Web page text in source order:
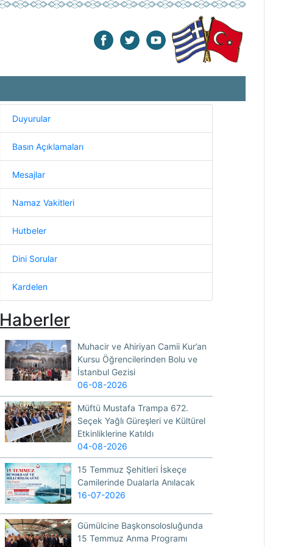
Duyurular
Basın Açıklamaları
Mesajlar
Namaz Vakitleri
Hutbeler
Dini Sorular
Kardelen
Haberler
Muhacir ve Ahiriyan Camii Kur’an
Kursu Öğrencilerinden Bolu ve
İstanbul Gezisi
06-08-2026
Müftü Mustafa Trampa 672.
Seçek Yağlı Güreşleri ve Kültürel
Etkinliklerine Katıldı
04-08-2026
15 Temmuz Şehitleri İskeçe
Camilerinde Dualarla Anılacak
16-07-2026
Gümülcine Başkonsolosluğunda
15 Temmuz Anma Programı